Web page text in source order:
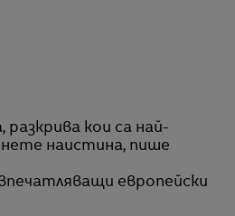
наистина, пише
европейски